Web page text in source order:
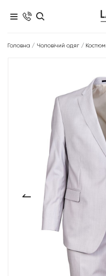
Головна / Чоловічий одяг /